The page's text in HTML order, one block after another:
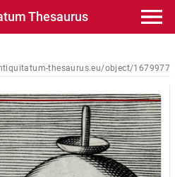
Thesaurus
thesaurus.eu/object/1679977